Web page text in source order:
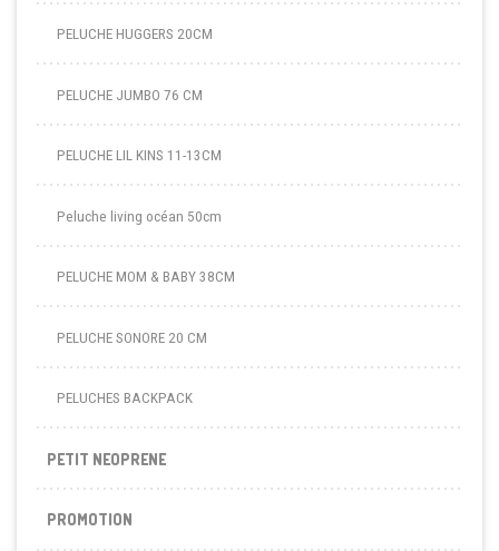
PELUCHE HUGGERS 20CM
PELUCHE JUMBO 76 CM
PELUCHE LIL KINS 11-13CM
Peluche living océan 50cm
PELUCHE MOM & BABY 38CM
PELUCHE SONORE 20 CM
PELUCHES BACKPACK
PETIT NEOPRENE
PROMOTION